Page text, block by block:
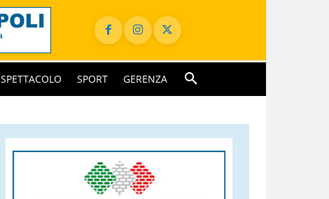
SPETTACOLO SPORT GERENZA